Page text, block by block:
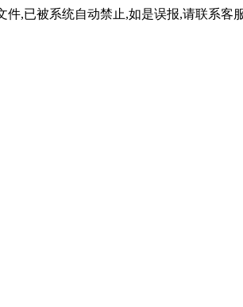
件,已被系统自动禁止,如是误报,请联系客